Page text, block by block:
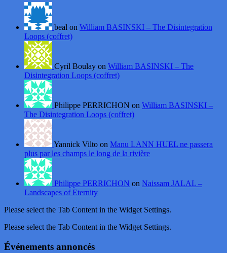
beal on William BASINSKI – The Disintegration
Loops (coffret)
Cyril Boulay on William BASINSKI – The
Disintegration Loops (coffret)
Philippe PERRICHON on William BASINSKI –
The Disintegration Loops (coffret)
Yannick Vilto on Manu LANN HUEL ne passera
plus par les champs le long de la rivière
Philippe PERRICHON on Naissam JALAL –
Landscapes of Eternity
Please select the Tab Content in the Widget Settings.
Please select the Tab Content in the Widget Settings.
Événements annoncés